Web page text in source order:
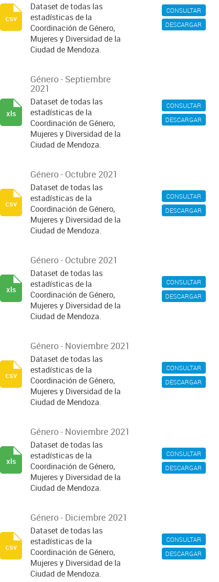
CONSULTAR
DESCARGAR
Dataset de todas las
estadísticas de la
Coordinación de Género,
Mujeres y Diversidad de la
Ciudad de Mendoza.
csv
CONSULTAR
DESCARGAR
Género - Septiembre
2021
Dataset de todas las
estadísticas de la
Coordinación de Género,
Mujeres y Diversidad de la
Ciudad de Mendoza.
xls
CONSULTAR
DESCARGAR
Género - Octubre 2021
Dataset de todas las
estadísticas de la
Coordinación de Género,
Mujeres y Diversidad de la
Ciudad de Mendoza.
csv
CONSULTAR
DESCARGAR
Género - Octubre 2021
Dataset de todas las
estadísticas de la
Coordinación de Género,
Mujeres y Diversidad de la
Ciudad de Mendoza.
xls
CONSULTAR
DESCARGAR
Género - Noviembre 2021
Dataset de todas las
estadísticas de la
Coordinación de Género,
Mujeres y Diversidad de la
Ciudad de Mendoza.
csv
CONSULTAR
DESCARGAR
Género - Noviembre 2021
Dataset de todas las
estadísticas de la
Coordinación de Género,
Mujeres y Diversidad de la
Ciudad de Mendoza.
xls
CONSULTAR
DESCARGAR
Género - Diciembre 2021
Dataset de todas las
estadísticas de la
Coordinación de Género,
Mujeres y Diversidad de la
Ciudad de Mendoza.
csv